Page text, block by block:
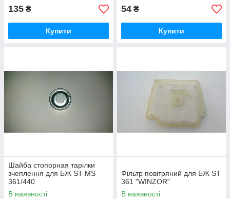
135 ₴
Купити
54 ₴
Купити
Шайба стопорная тарілки
зчеплення для БЖ ST MS
361/440
В наявності
Фільтр повітряний для БЖ ST
361 "WINZOR"
В наявності